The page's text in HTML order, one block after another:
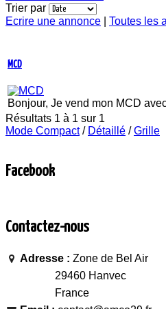
Trier par
Ecrire une annonce
Toutes les
MCD
Bonjour, Je vend mon MCD
Résultats 1 à 1 sur 1
Mode Compact/ Détaillé /Grille
Facebook
Contactez-nous
Adresse : Zone de Bel Air
29460 Hanvec
France